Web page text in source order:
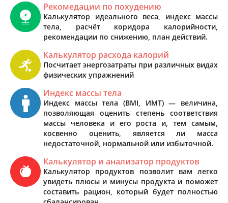
Рекомедации по похудению
Калькулятор идеального веса, индекс массы
тела, расчёт коридора калорийности,
рекомендации по снижению, план действий.
Калькулятор расхода калорий
Посчитает энергозатраты при различных видах
физических упражнений
Индекс массы тела
Индекс массы тела (BMI, ИМТ) — величина,
позволяющая оценить степень соответствия
массы человека и его роста и, тем самым,
косвенно оценить, является ли масса
недостаточной, нормальной или избыточной.
Калькулятор и анализатор продуктов
Калькулятор продуктов позволит вам легко
увидеть плюсы и минусы продукта и поможет
составить рацион, который будет полностью